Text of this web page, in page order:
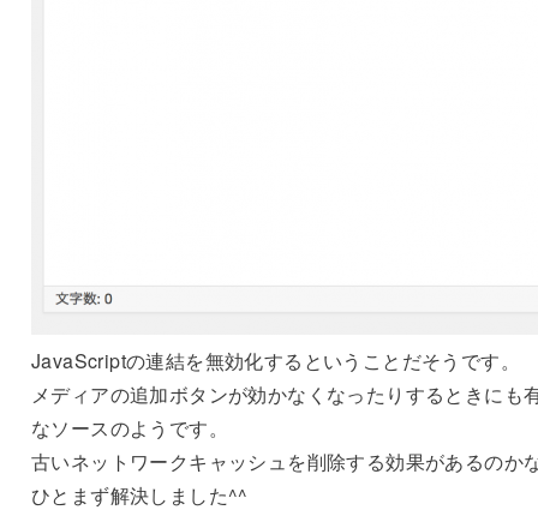
JavaScriptの連結を無効化するということだそうです。
メディアの追加ボタンが効かなくなったりするときにも
なソースのようです。
古いネットワークキャッシュを削除する効果があるのか
ひとまず解決しました^^